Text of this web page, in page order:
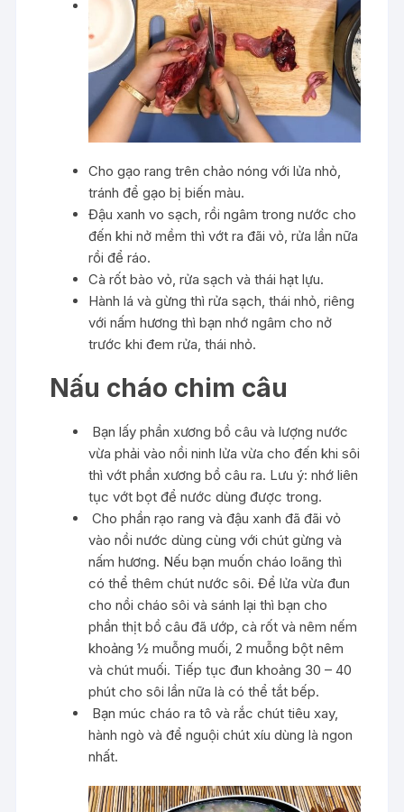
Cho gạo rang trên chảo nóng với lửa nhỏ,
tránh để gạo bị biến màu.
Đậu xanh vo sạch, rồi ngâm trong nước cho
đến khi nở mềm thì vớt ra đãi vỏ, rửa lần nữa
rồi để ráo.
Cà rốt bào vỏ, rửa sạch và thái hạt lựu.
Hành lá và gừng thì rửa sạch, thái nhỏ, riêng
với nấm hương thì bạn nhớ ngâm cho nở
trước khi đem rửa, thái nhỏ.
Nấu cháo chim câu
Bạn lấy phần xương bồ câu và lượng nước
vừa phải vào nồi ninh lửa vừa cho đến khi sôi
thì vớt phần xương bồ câu ra. Lưu ý: nhớ liên
tục vớt bọt để nước dùng được trong.
Cho phần rạo rang và đậu xanh đã đãi vỏ
vào nồi nước dùng cùng với chút gừng và
nấm hương. Nếu bạn muốn cháo loãng thì
có thể thêm chút nước sôi. Để lửa vừa đun
cho nồi cháo sôi và sánh lại thì bạn cho
phần thịt bồ câu đã ướp, cà rốt và nêm nếm
khoảng ½ muỗng muối, 2 muỗng bột nêm
và chút muối. Tiếp tục đun khoảng 30 – 40
phút cho sôi lần nữa là có thể tắt bếp.
Bạn múc cháo ra tô và rắc chút tiêu xay,
hành ngò và để nguội chút xíu dùng là ngon
nhất.